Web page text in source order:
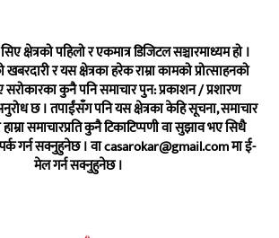
क्षेत्रको पहिलो र एकमात्र डिजिटल सञ्चारमाध्यम हो ।
खबरदारी र यस क्षेत्रका हरेक राम्रा कामको प्रोत्साहनको
सरोकारका कुनै पनि समाचार पुन: प्रकाशन / प्रशारण
छ । तपाईंसँग पनि यस क्षेत्रका केहि सूचना, समाचार
समाचारप्रति कुनै टिकाटिप्पणी वा सुझाव भए सिधै
गर्न सक्नुहुनेछ । वाcasarokar@gmail.comमा ई-
मेल गर्न सक्नुहुनेछ ।